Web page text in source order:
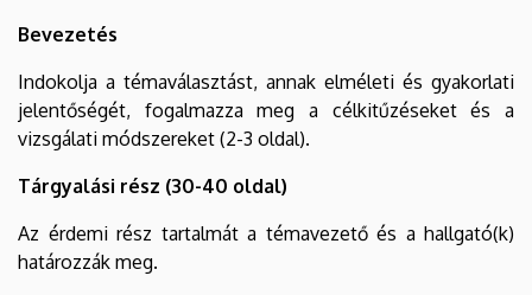
Bevezetés
Indokolja a témaválasztást, annak elméleti és gyakorlati
jelentőségét, fogalmazza meg a célkitűzéseket és a
vizsgálati módszereket (2-3 oldal).
Tárgyalási rész (30-40 oldal)
Az érdemi rész tartalmát a témavezető és a hallgató(k)
határozzák meg.